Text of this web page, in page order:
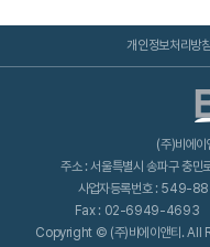
개인정보처리방침
(주)비에이
주소 : 서울특별시 송파구 충
사업자등록번호 : 549-
Fax : 02-6949-4693
Copyright © (주)비에이앤티.